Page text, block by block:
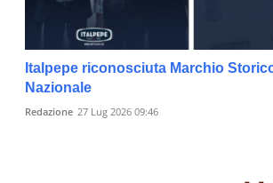
Italpepe riconosciuta Marchio
Nazionale
Redazione 27 Lug 2026 09:46